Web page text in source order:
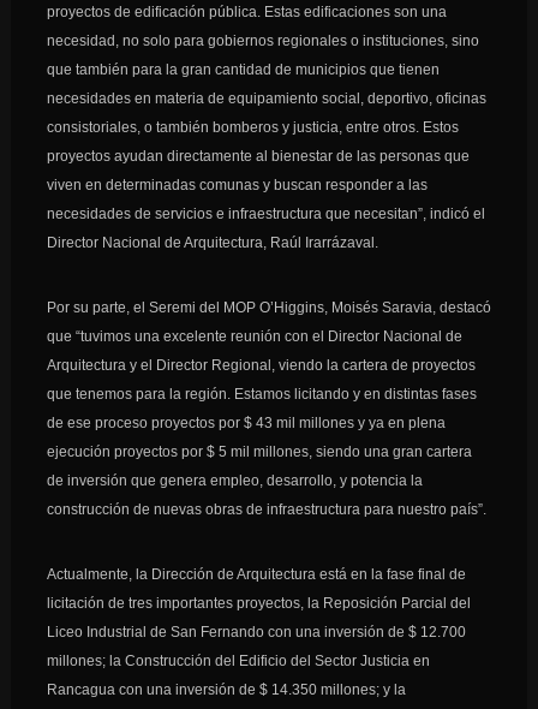
proyectos de edificación pública. Estas edificaciones son una
necesidad, no solo para gobiernos regionales o instituciones, sino
que también para la gran cantidad de municipios que tienen
necesidades en materia de equipamiento social, deportivo, oficinas
consistoriales, o también bomberos y justicia, entre otros. Estos
proyectos ayudan directamente al bienestar de las personas que
viven en determinadas comunas y buscan responder a las
necesidades de servicios e infraestructura que necesitan”, indicó el
Director Nacional de Arquitectura, Raúl Irarrázaval.
Por su parte, el Seremi del MOP O’Higgins, Moisés Saravia, destacó
que “tuvimos una excelente reunión con el Director Nacional de
Arquitectura y el Director Regional, viendo la cartera de proyectos
que tenemos para la región. Estamos licitando y en distintas fases
de ese proceso proyectos por $ 43 mil millones y ya en plena
ejecución proyectos por $ 5 mil millones, siendo una gran cartera
de inversión que genera empleo, desarrollo, y potencia la
construcción de nuevas obras de infraestructura para nuestro país”.
Actualmente, la Dirección de Arquitectura está en la fase final de
licitación de tres importantes proyectos, la Reposición Parcial del
Liceo Industrial de San Fernando con una inversión de $ 12.700
millones; la Construcción del Edificio del Sector Justicia en
Rancagua con una inversión de $ 14.350 millones; y la